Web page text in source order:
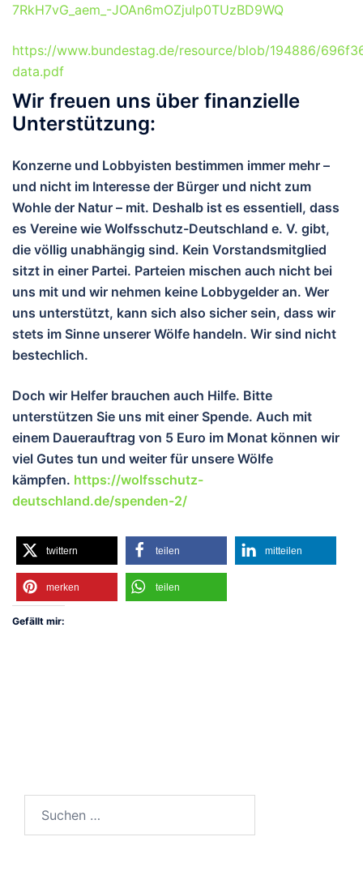
7RkH7vG_aem_-JOAn6mOZjulp0TUzBD9WQ
https://www.bundestag.de/resource/blob/194886/
data.pdf
Wir freuen uns über finanzielle
Unterstützung:
Konzerne und Lobbyisten bestimmen immer mehr –
und nicht im Interesse der Bürger und nicht zum
Wohle der Natur – mit. Deshalb ist es essentiell, dass
es Vereine wie Wolfsschutz-Deutschland e. V. gibt,
die völlig unabhängig sind. Kein Vorstandsmitglied
sitzt in einer Partei. Parteien mischen auch nicht bei
uns mit und wir nehmen keine Lobbygelder an. Wer
uns unterstützt, kann sich also sicher sein, dass wir
stets im Sinne unserer Wölfe handeln. Wir sind nicht
bestechlich.
Doch wir Helfer brauchen auch Hilfe. Bitte
unterstützen Sie uns mit einer Spende. Auch mit
einem Dauerauftrag von 5 Euro im Monat können wir
viel Gutes tun und weiter für unsere Wölfe
kämpfen. https://wolfsschutz-
deutschland.de/spenden-2/
twittern teilen mitteilen
merken teilen
Gefällt mir:
nach: